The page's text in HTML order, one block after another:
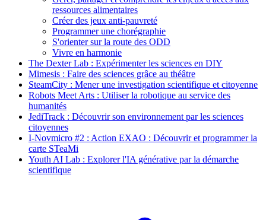
ressources alimentaires
Créer des jeux anti-pauvreté
Programmer une chorégraphie
S'orienter sur la route des ODD
Vivre en harmonie
The Dexter Lab : Expérimenter les sciences en DIY
Mimesis : Faire des sciences grâce au théâtre
SteamCity : Mener une investigation scientifique et citoyenne
Robots Meet Arts : Utiliser la robotique au service des
humanités
JediTrack : Découvrir son environnement par les sciences
citoyennes
I-Novmicro #2 : Action EXAO : Découvrir et programmer la
carte STeaMi
Youth AI Lab : Explorer l'IA générative par la démarche
scientifique